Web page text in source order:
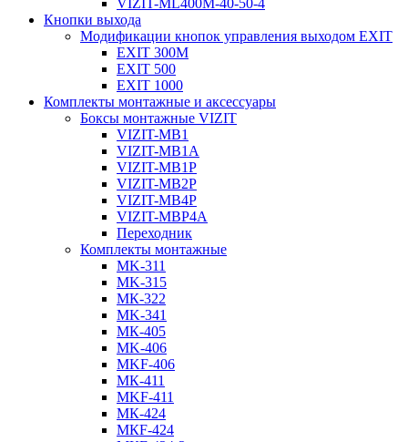
Кнопки выхода
Модификации кнопок управления выходом EXIT
EXIT 300M
EXIT 500
EXIT 1000
Комплекты монтажные и аксессуары
Боксы монтажные VIZIT
VIZIT-MB1
VIZIT-MB1A
VIZIT-MB1P
VIZIT-MB2Р
VIZIT-MB4P
VIZIT-МВP4A
Переходник
Комплекты монтажные
MK-311
MK-315
МК-322
MK-341
МК-405
MK-406
MKF-406
МК-411
MKF-411
МК-424
МКF-424